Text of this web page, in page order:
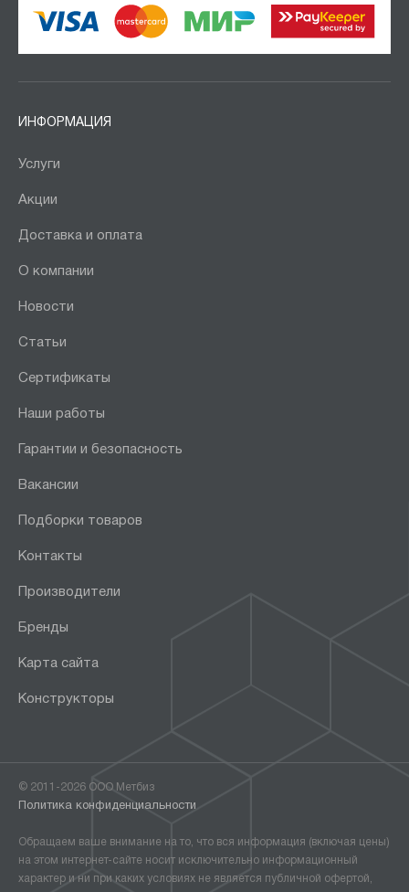
ИНФОРМАЦИЯ
Услуги
Акции
Доставка и оплата
О компании
Новости
Статьи
Сертификаты
Наши работы
Гарантии и безопасность
Вакансии
Подборки товаров
Контакты
Производители
Бренды
Карта сайта
Конструкторы
© 2011-2026 ООО Метбиз
Политика конфиденциальности
Обращаем ваше внимание на то, что вся информация (включая цены)
на этом интернет-сайте носит исключительно информационный
характер и ни при каких условиях не является публичной офертой,